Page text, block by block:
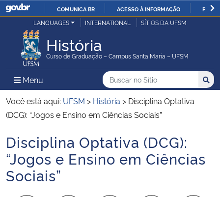
IR
COMUNICA BR ACESSO À INFORMAÇÃO
Ministério da Justiça e Segurança Pública
Ministério da Defesa
Ministério das Relações Exteriores
Ministério da Infraestrutura
Ministério da Agricultura, Pecuária e Abastecimento
LANGUAGES INTERNATIONAL SÍTIOS DA UFSM
História
Curso de Graduação – Campus Santa Maria – UFSM
Menu Menu Principal do Sítio
Busca
Buscar no no Sítio
Busca:
Você está aqui: UFSM > História > Disciplina Optativa
(DCG): “Jogos e Ensino em Ciências Sociais”
Início do conteúdo
Disciplina Optativa (DCG):
“Jogos e Ensino em Ciências
Sociais”